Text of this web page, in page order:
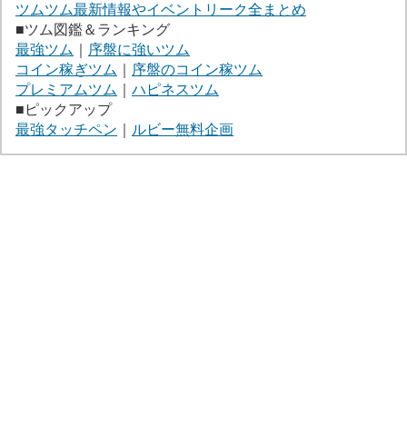
ツムツム最新情報やイベントリーク全まとめ
■ツム図鑑＆ランキング
最強ツム
序盤に強いツム
コイン稼ぎツム
序盤のコイン稼ツム
プレミアムツム
ハピネスツム
■ピックアップ
最強タッチペン
ルビー無料企画